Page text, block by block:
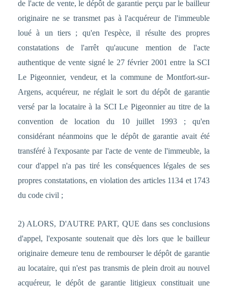
de l'acte de vente, le dépôt de garantie perçu par le bailleur
originaire ne se transmet pas à l'acquéreur de l'immeuble
loué à un tiers ; qu'en l'espèce, il résulte des propres
constatations de l'arrêt qu'aucune mention de l'acte
authentique de vente signé le 27 février 2001 entre la SCI
Le Pigeonnier, vendeur, et la commune de Montfort-sur-
Argens, acquéreur, ne réglait le sort du dépôt de garantie
versé par la locataire à la SCI Le Pigeonnier au titre de la
convention de location du 10 juillet 1993 ; qu'en
considérant néanmoins que le dépôt de garantie avait été
transféré à l'exposante par l'acte de vente de l'immeuble, la
cour d'appel n'a pas tiré les conséquences légales de ses
propres constatations, en violation des articles 1134 et 1743
du code civil ;
2) ALORS, D'AUTRE PART, QUE dans ses conclusions
d'appel, l'exposante soutenait que dès lors que le bailleur
originaire demeure tenu de rembourser le dépôt de garantie
au locataire, qui n'est pas transmis de plein droit au nouvel
acquéreur, le dépôt de garantie litigieux constituait une